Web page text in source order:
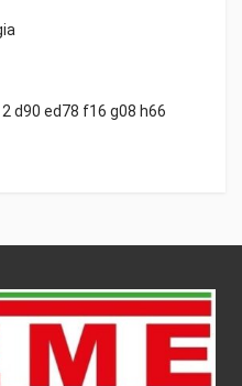
d90 ed78 f16 g08 h66